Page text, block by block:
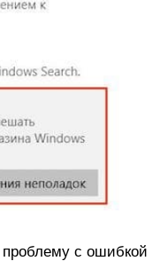
с ошибкой